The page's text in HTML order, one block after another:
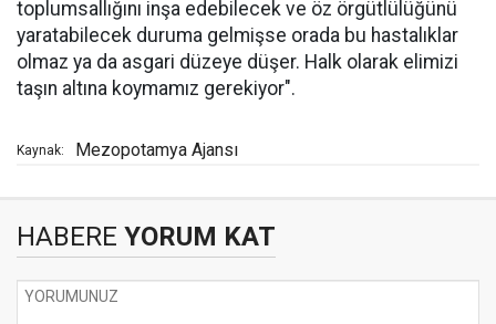
toplumsallığını inşa edebilecek ve öz örgütlülüğünü
yaratabilecek duruma gelmişse orada bu hastalıklar
olmaz ya da asgari düzeye düşer. Halk olarak elimizi
taşın altına koymamız gerekiyor".
Kaynak: Mezopotamya Ajansı
HABERE YORUM KAT